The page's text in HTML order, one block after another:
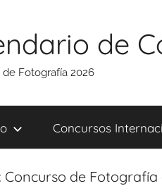
de
de Fotografía 2026
Concursos
Concurso de